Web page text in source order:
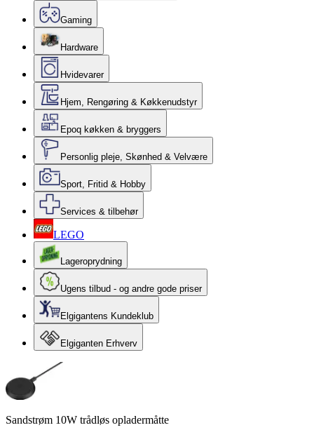
Gaming
Hardware
Hvidevarer
Hjem, Rengøring & Køkkenudstyr
Epoq køkken & bryggers
Personlig pleje, Skønhed & Velvære
Sport, Fritid & Hobby
Services & tilbehør
LEGO
Lageroprydning
Ugens tilbud - og andre gode priser
Elgigantens Kundeklub
Elgiganten Erhverv
Sandstrøm 10W trådløs opladermåtte